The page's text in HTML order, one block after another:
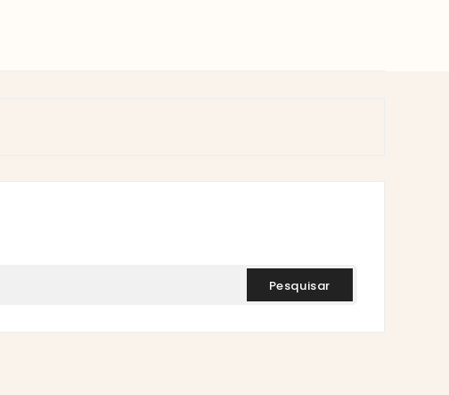
pesquisar